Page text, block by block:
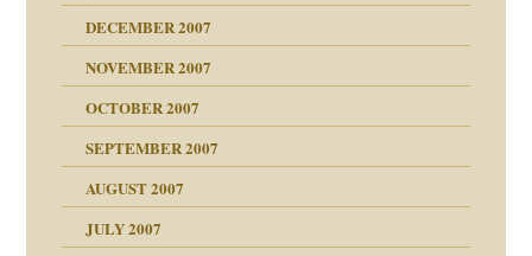
und Staat
in meiner
DECEMBER 2007
NOVEMBER 2007
OCTOBER 2007
SEPTEMBER 2007
AUGUST 2007
JULY 2007